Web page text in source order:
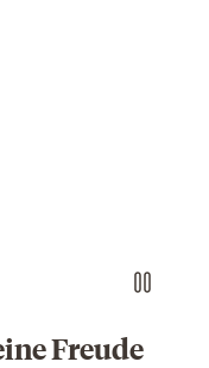
Freude